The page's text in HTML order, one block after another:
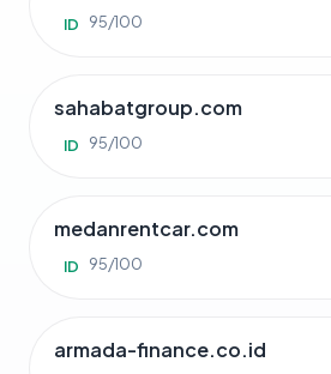
ID 95/100
sahabatgroup.com
ID 95/100
medanrentcar.com
ID 95/100
armada-finance.co.id